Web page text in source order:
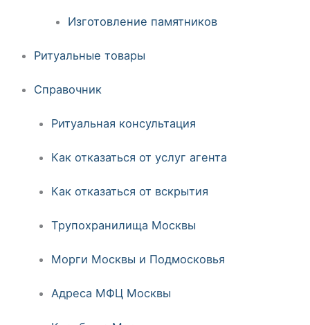
Изготовление памятников
Ритуальные товары
Справочник
Ритуальная консультация
Как отказаться от услуг агента
Как отказаться от вскрытия
Трупохранилища Москвы
Морги Москвы и Подмосковья
Адреса МФЦ Москвы